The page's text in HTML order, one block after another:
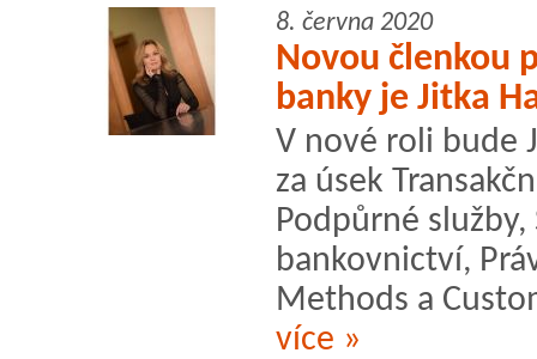
8. června 2020
Novou členkou
banky je Jitka
V nové roli bude
za úsek
Podpůrné
bankovnictví,
Methods a
více »